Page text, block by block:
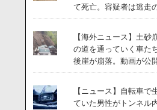
て死亡。容疑者は逃走
【海外ニュース】土砂
の道を通っていく車た
後崖が崩落。動画が公開
【ニュース】自転車で
ていた男性がトンネル